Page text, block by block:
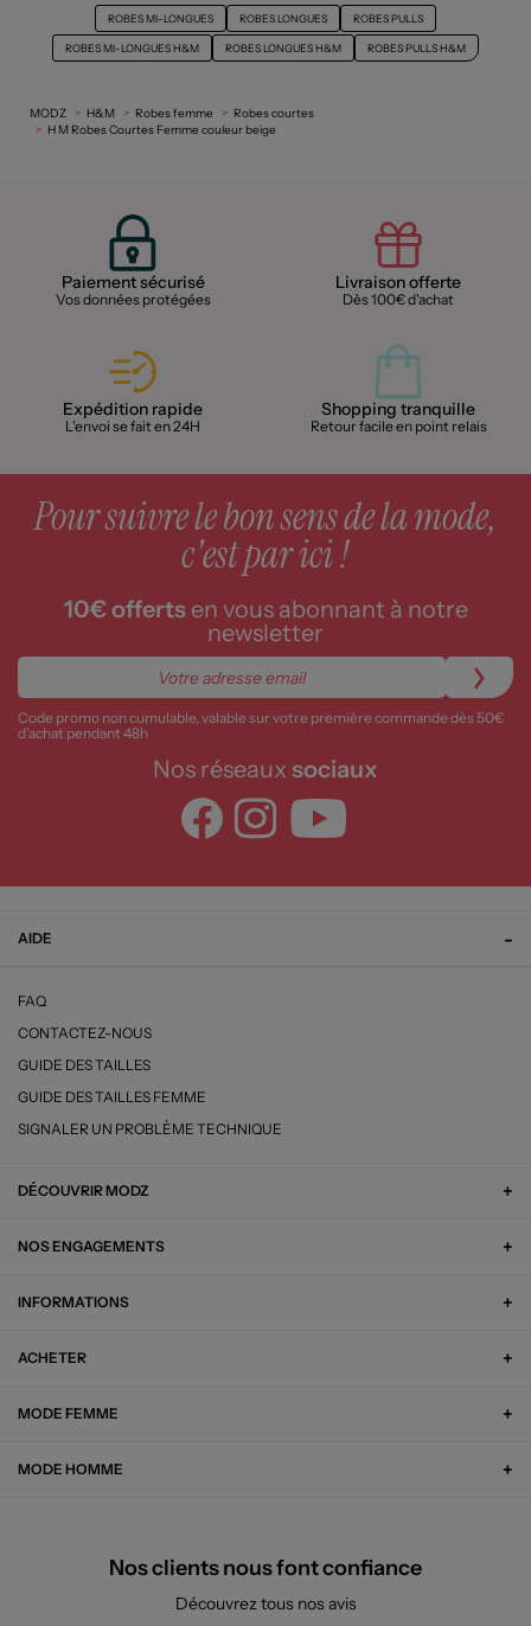
ROBES MI-LONGUES ROBES LONGUES ROBES PULLS
ROBES MI-LONGUES H&M ROBES LONGUES H&M ROBES PULLS H&M
MODZ H&M Robes femme
Robes courtes
H M Robes Courtes Femme couleur beige
Paiement sécurisé
Vos données protégées
Livraison offerte
Dès 100€ d'achat
Expédition rapide
L'envoi se fait en 24H
Shopping tranquille
Retour facile en point relais
Pour suivre le bon sens de la mode,
c'est par ici !
10€ offertsen vous abonnant à notre
newsletter
Code promo non cumulable, valable sur votre première commande dès 50€
d’achat pendant 48h
Nos réseaux sociaux
AIDE
FAQ
CONTACTEZ-NOUS
GUIDE DES TAILLES
GUIDE DES TAILLES FEMME
SIGNALER UN PROBLÈME TECHNIQUE
DÉCOUVRIR MODZ
NOS ENGAGEMENTS
INFORMATIONS
ACHETER
MODE FEMME
MODE HOMME
Nos clients nous font confiance
Découvrez tous nos avis